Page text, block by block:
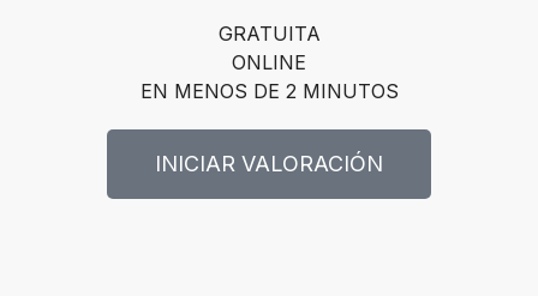
GRATUITA
ONLINE
EN MENOS DE 2 MINUTOS
INICIAR VALORACIÓN